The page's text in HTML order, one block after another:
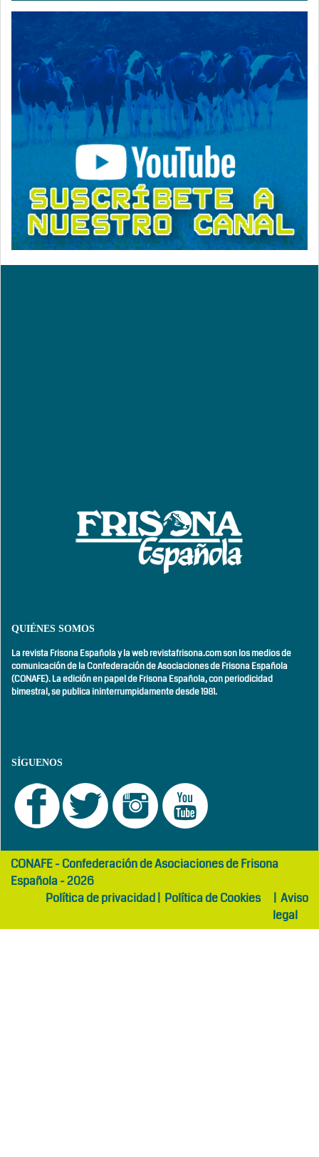
QUIÉNES SOMOS
La revista Frisona Española y la web revistafrisona.com son los medios de
comunicación de la Confederación de Asociaciones de Frisona Española
(CONAFE). La edición en papel de Frisona Española, conperiodicidad
bimestral,se publica ininterrumpidamente desde 1981.
SÍGUENOS
girls
abaya
maltepe
otelCONAFE - Confederación de Asociaciones de Frisona
Española - 2026
Política de privacidad| Política de Cookies | Aviso
legal